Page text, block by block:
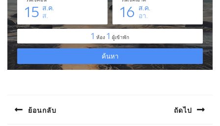
เรื่องย้อนกลับ ถัดไป